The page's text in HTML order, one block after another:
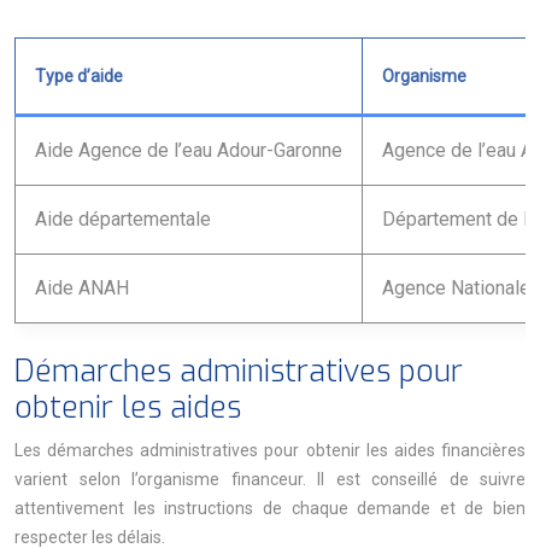
Type d’aide Organisme
Aide Agence de l’eau Adour-Garonne Agence de l’eau
Aide départementale Département de
Aide ANAH Agence Nationale
Démarches administratives pour
obtenir les aides
Les démarches administratives pour obtenir les aides financières
varient selon l’organisme financeur. Il est conseillé de suivre
attentivement les instructions de chaque demande et de bien
respecter les délais.